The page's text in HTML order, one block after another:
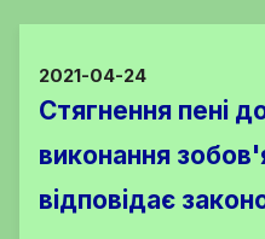
2021-04-24
Стягнення пені
виконання
відповідає